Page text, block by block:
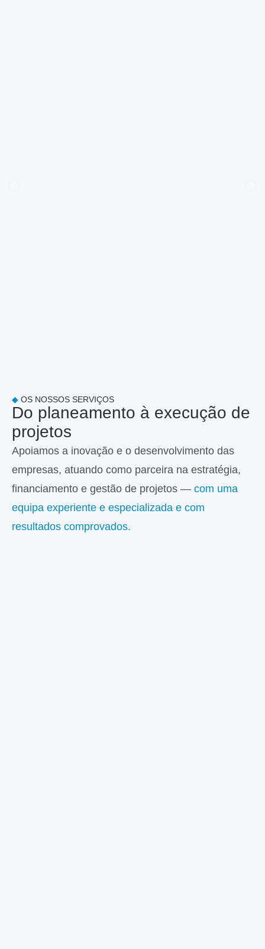
◆ OS NOSSOS SERVIÇOS
Do planeamento à execução de
projetos
Apoiamos a inovação e o desenvolvimento das
empresas, atuando como parceira na estratégia,
financiamento e gestão de projetos — com uma
equipa experiente e especializada e com
resultados comprovados.